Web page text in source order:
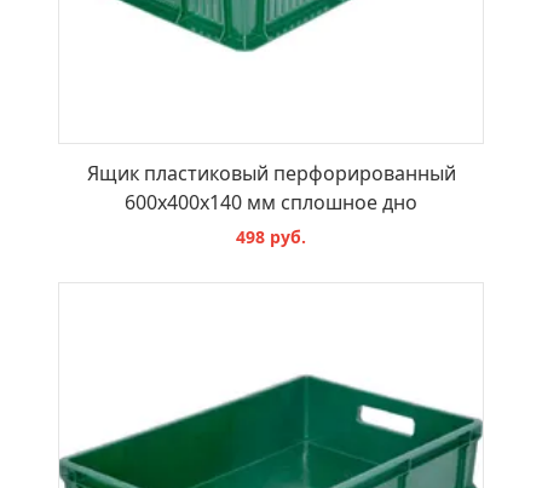
Ящик пластиковый перфорированный
600х400х140 мм сплошное дно
498 руб.